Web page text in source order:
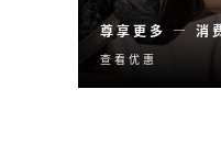
尊享更多 — 消
使用消费额度，
住宿体验，让
查看优惠